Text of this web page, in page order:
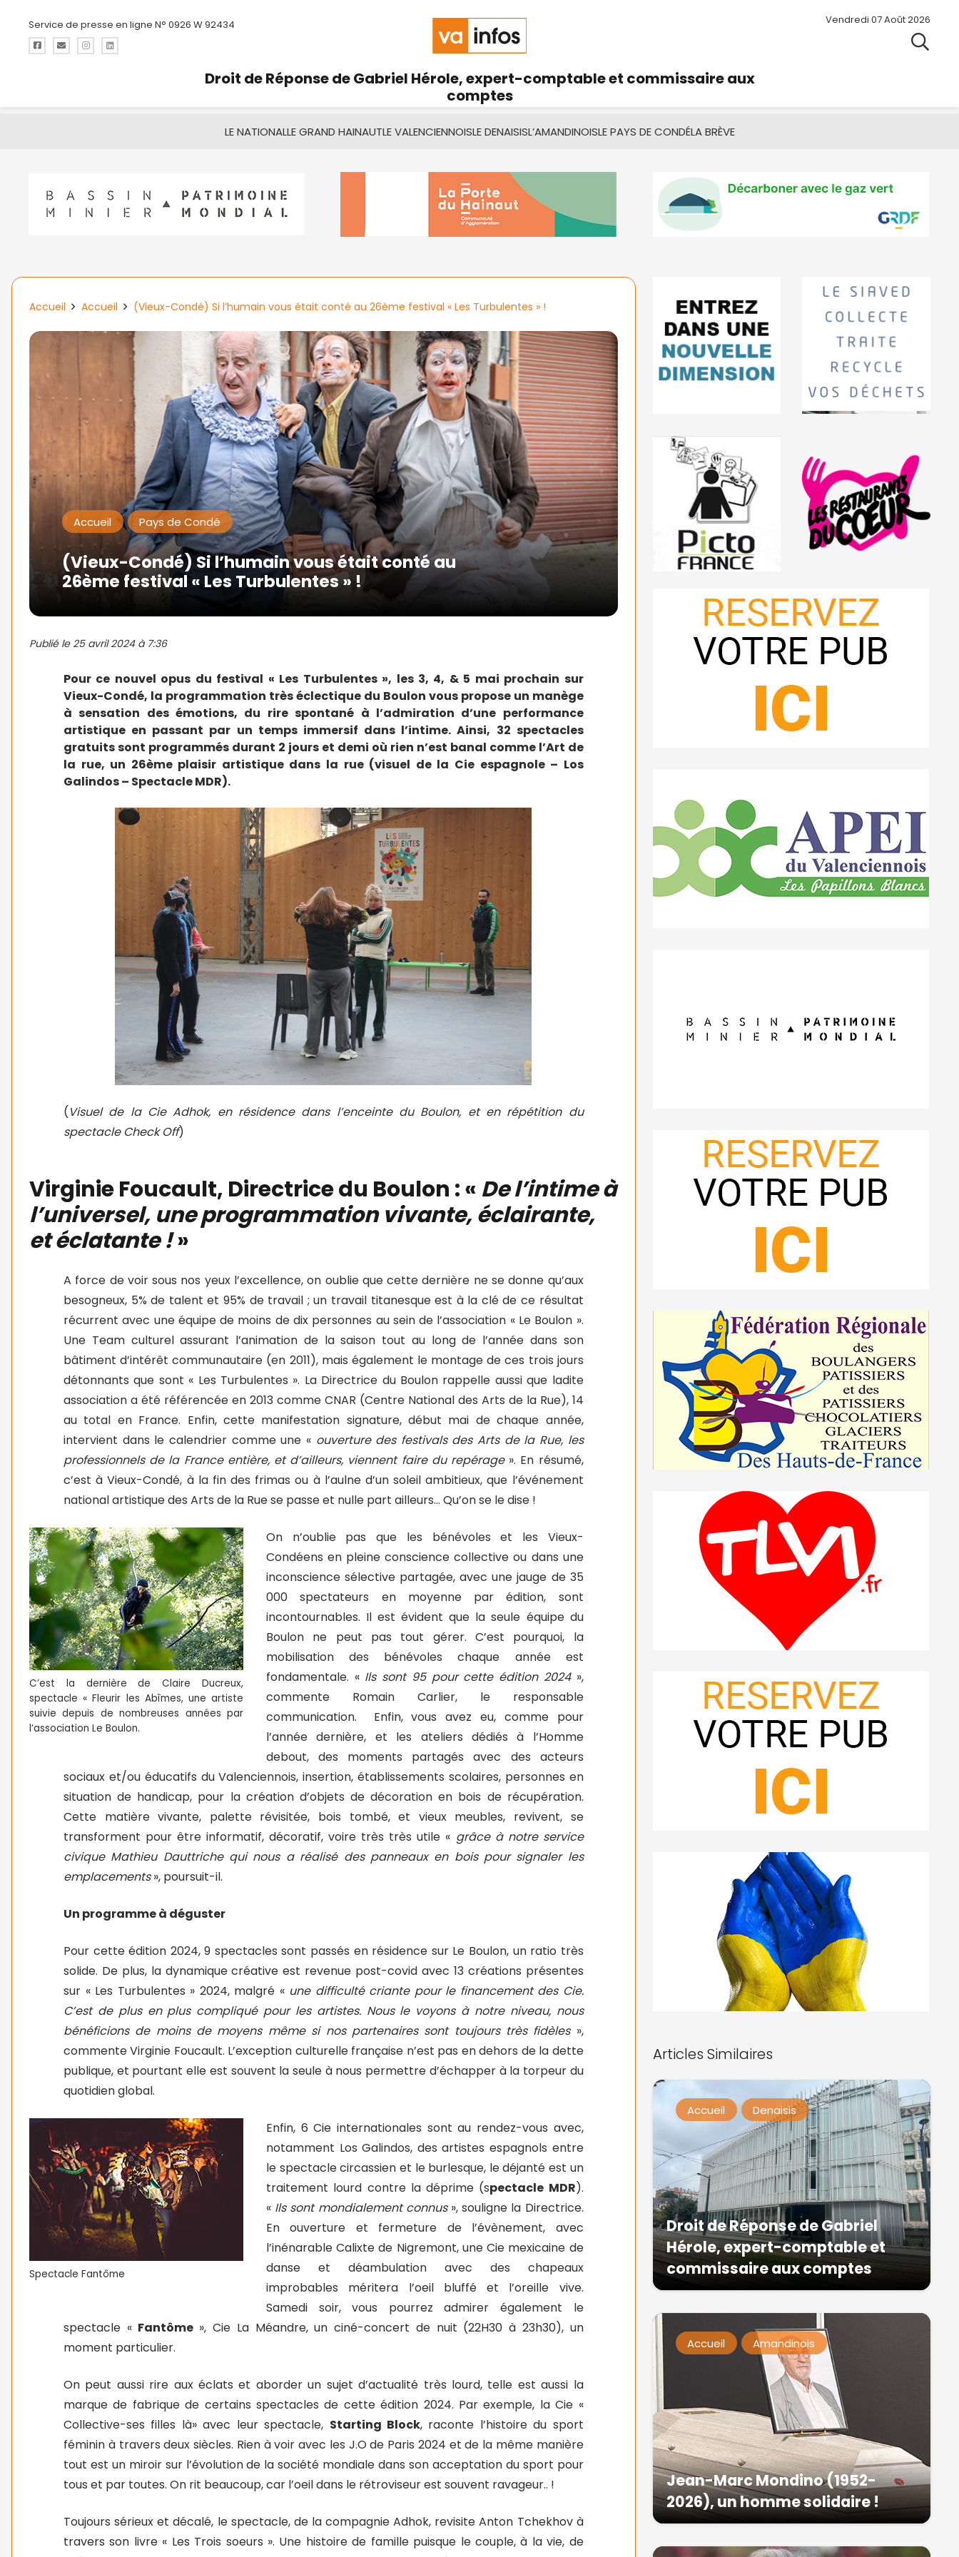
Service de presse en ligne N° 0926 W 92434 Vendredi 07 Août 2026
Droit de Réponse de Gabriel Hérole, expert-comptable et commissaire aux
comptes
LE NATIONALLE GRAND HAINAUTLE VALENCIENNOISLE DENAISISL’AMANDINOISLE PAYS DE CONDÉLA BRÈVE
Accueil Accueil (Vieux-Condé) Si l’humain vous était conté au 26ème festival « Les Turbulentes » !
Accueil Pays de Condé
(Vieux-Condé) Si l’humain vous était conté au
26ème festival « Les Turbulentes » !
Publié le25 avril 2024 à 7:36
Pour ce nouvel opus du festival « Les Turbulentes », les 3, 4, & 5 mai prochain sur
Vieux-Condé, la programmation très éclectique du Boulon vous propose un manège
à sensation des émotions, du rire spontané à l’admiration d’une performance
artistique en passant par un temps immersif dans l’intime. Ainsi, 32 spectacles
gratuits sont programmés durant 2 jours et demi où rien n’est banal comme l’Art de
la rue, un 26ème plaisir artistique dans la rue (visuel de la Cie espagnole – Los
Galindos – Spectacle MDR).
(Visuel de la Cie Adhok, en résidence dans l’enceinte du Boulon, et en répétition du
spectacle Check Off)
Virginie Foucault, Directrice du Boulon : « De l’intime à
l’universel, une programmation vivante, éclairante,
et éclatante !»
A force de voir sous nos yeux l’excellence, on oublie que cette dernière ne se donne qu’aux
besogneux, 5% de talent et 95% de travail ; un travail titanesque est à la clé de ce résultat
récurrent avec une équipe de moins de dix personnes au sein de l’association « Le Boulon ».
Une Team culturel assurant l’animation de la saison tout au long de l’année dans son
bâtiment d’intérêt communautaire (en 2011), mais également le montage de ces trois jours
détonnants que sont « Les Turbulentes ». La Directrice du Boulon rappelle aussi que ladite
association a été référencée en 2013 comme CNAR (Centre National des Arts de la Rue), 14
au total en France. Enfin, cette manifestation signature, début mai de chaque année,
intervient dans le calendrier comme une «ouverture des festivals des Arts de la Rue, les
professionnels de la France entière, et d’ailleurs, viennent faire du repérage ». En résumé,
c’est à Vieux-Condé, à la fin des frimas ou à l’aulne d’un soleil ambitieux, que l’événement
national artistique des Arts de la Rue se passe et nulle part ailleurs… Qu’on se le dise !
C’est la dernière de Claire Ducreux,
spectacle « Fleurir les Abîmes, une artiste
suivie depuis de nombreuses années par
l’association Le Boulon.
On n’oublie pas que les bénévoles et les Vieux-
Condéens en pleine conscience collective ou dans une
inconscience sélective partagée, avec une jauge de 35
000 spectateurs en moyenne par édition, sont
incontournables. Il est évident que la seule équipe du
Boulon ne peut pas tout gérer. C’est pourquoi, la
mobilisation des bénévoles chaque année est
fondamentale. « Ils sont 95 pour cette édition 2024»,
commente Romain Carlier, le responsable
communication.
Enfin, vous avez eu, comme pour
l’année dernière, et les ateliers dédiés à l’Homme
debout, des moments partagés avec des acteurs
sociaux et/ou éducatifs du Valenciennois, insertion, établissements scolaires, personnes en
situation de handicap, pour la création d’objets de décoration en bois de récupération.
Cette matière vivante, palette révisitée, bois tombé, et vieux meubles, revivent, se
transforment pour être informatif, décoratif, voire très très utile « grâce à notre service
civique Mathieu Dauttriche qui nous a réalisé des panneaux en bois pour signaler les
emplacements», poursuit-il.
Un programme à déguster
Pour cette édition 2024, 9 spectacles sont passés en résidence sur Le Boulon, un ratio très
solide. De plus, la dynamique créative est revenue post-covid avec 13 créations présentes
sur « Les Turbulentes » 2024, malgré «une difficulté criante pour le financement des Cie.
C’est de plus en plus compliqué pour les artistes. Nous le voyons à notre niveau, nous
bénéficions de moins de moyens même si nos partenaires sont toujours très fidèles»,
commente Virginie Foucault. L’exception culturelle française n’est pas en dehors de la dette
publique, et pourtant elle est souvent la seule à nous permettre d’échapper à la torpeur du
quotidien global.
Spectacle Fantôme
Enfin, 6 Cie internationales sont au rendez-vous avec,
notamment Los Galindos, des artistes espagnols entre
le spectacle circassien et le burlesque, le déjanté est un
traitement lourd contre la déprime (spectacle MDR).
« Ils sont mondialement connus», souligne la Directrice.
En ouverture et fermeture de l’évènement, avec
l’inénarable Calixte de Nigremont, une Cie mexicaine de
danse et déambulation avec des chapeaux
improbables méritera l’oeil bluffé et l’oreille vive.
Samedi soir, vous pourrez admirer également le
spectacle «Fantôme», Cie La Méandre, un ciné-concert de nuit (22H30 à 23h30), un
moment particulier.
On peut aussi rire aux éclats et aborder un sujet d’actualité très lourd, telle est aussi la
marque de fabrique de certains spectacles de cette édition 2024. Par exemple, la Cie «
Collective-ses filles là» avec leur spectacle, Starting Block, raconte l’histoire du sport
féminin à travers deux siècles. Rien à voir avec les J.O de Paris 2024 et de la même manière
tout est un miroir sur l’évolution de la société mondiale dans son acceptation du sport pour
tous et par toutes. On rit beaucoup, car l’oeil dans le rétroviseur est souvent ravageur.. !
Toujours sérieux et décalé, le spectacle, de la compagnie Adhok, revisite Anton Tchekhov à
travers son livre « Les Trois soeurs ». Une histoire de famille puisque le couple, à la vie, de
Articles Similaires
Accueil Denaisis
Droit de Réponse de Gabriel
Hérole, expert-comptable et
commissaire aux comptes
Accueil Amandinois
Jean-Marc Mondino (1952-
2026), un homme solidaire !